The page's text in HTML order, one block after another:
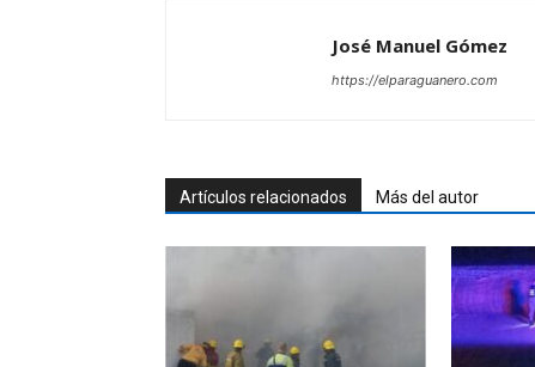
José Manuel Gómez
https://elparaguanero.com
Artículos relacionados Más del autor